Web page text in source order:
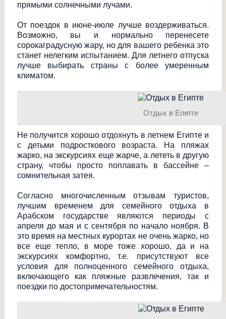
прямыми солнечными лучами.
От поездок в июне-июле лучше воздерживаться.
Возможно, вы и нормально перенесете
сорокаградусную жару, но для вашего ребенка это
станет нелегким испытанием. Для летнего отпуска
лучше выбирать страны с более умеренным
климатом.
Отдых в Египте
Не получится хорошо отдохнуть в летнем Египте и
с детьми подросткового возраста. На пляжах
жарко, на экскурсиях еще жарче, а лететь в другую
страну, чтобы просто поплавать в бассейне –
сомнительная затея.
Согласно многочисленным отзывам туристов,
лучшим временем для семейного отдыха в
Арабском государстве являются периоды с
апреля до мая и с сентября по начало ноября. В
это время на местных курортах не очень жарко, но
все еще тепло, в море тоже хорошо, да и на
экскурсиях комфортно, т.е. присутствуют все
условия для полноценного семейного отдыха,
включающего как пляжные развлечения, так и
поездки по достопримечательностям.